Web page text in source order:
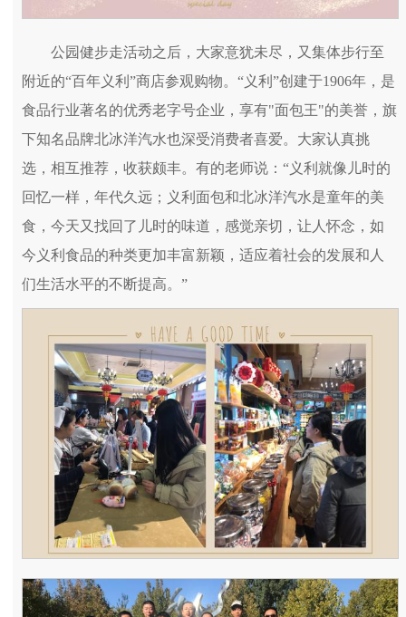
公园健步走活动之后，大家意犹未尽，又集体步行至
附近的“百年义利”商店参观购物。“义利”创建于1906年，是
食品行业著名的优秀老字号企业，享有"面包王"的美誉，旗
下知名品牌北冰洋汽水也深受消费者喜爱。大家认真挑
选，相互推荐，收获颇丰。有的老师说：“义利就像儿时的
回忆一样，年代久远；义利面包和北冰洋汽水是童年的美
食，今天又找回了儿时的味道，感觉亲切，让人怀念，如
今义利食品的种类更加丰富新颖，适应着社会的发展和人
们生活水平的不断提高。”